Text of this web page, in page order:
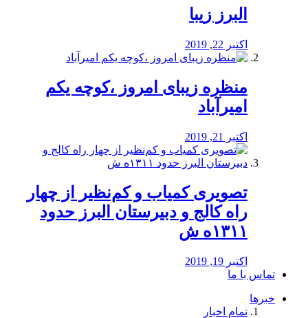
البرز زیبا
اکتبر 22, 2019
منظره‌‌ زیبای امروز ،کوچه یکم
امیرآباد
اکتبر 21, 2019
️تصویری کمیاب و کم‌نظیر از چهار
راه كالج و دبيرستان البرز حدود
۱۳۱۱ه ش
اکتبر 19, 2019
تماس با ما
خبرها
تمام اخبار